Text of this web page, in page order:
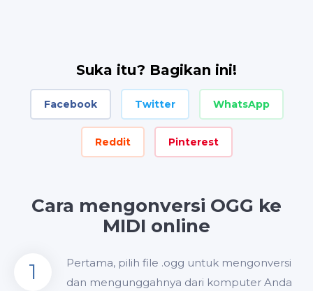
Suka itu? Bagikan ini!
Facebook Twitter WhatsApp
Reddit Pinterest
Cara mengonversi OGG ke
MIDI online
1
Pertama, pilih file .ogg untuk mengonversi
dan mengunggahnya dari komputer Anda